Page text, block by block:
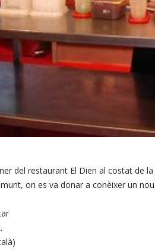
del restaurant El Dien al costat de la
, on es va donar a conèixer un nou